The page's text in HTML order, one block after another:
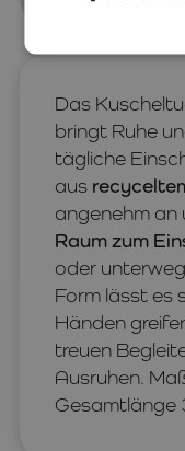
Das
bringt Ruhe
tägliche
aus
angenehm
Raum zum
oder
Form lässt es
Händen
treuen
Ausruhen.
Gesamtlänge